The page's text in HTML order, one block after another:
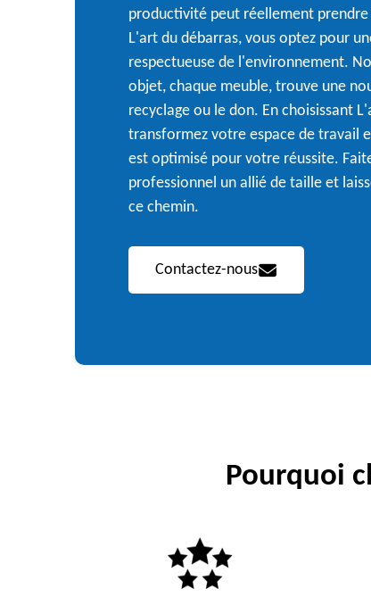
productivité peut réellement
L'art du débarras, vous optez pour
respectueuse de l'environnement.
objet, chaque meuble, trouve une
recyclage ou le don. En choisissant
transformez votre espace de travail
est optimisé pour votre réussite.
professionnel un allié de taille et
ce chemin.
Contactez-nous
Pourquoi